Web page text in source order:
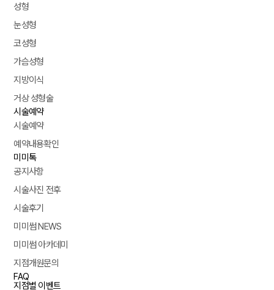
성형
눈성형
코성형
가슴성형
지방이식
거상 성형술
시술예약
시술예약
예약내용확인
미미톡
공지사항
시술사진 전후
시술후기
미미썸 NEWS
미미썸 아카데미
지점개원문의
FAQ
지점별 이벤트